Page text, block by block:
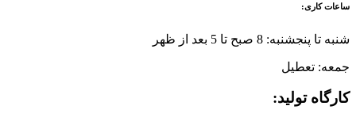
ساعات کاری:
شنبه تا پنجشنبه: 8 صبح تا 5 بعد از ظهر
جمعه: تعطیل
کارگاه تولید: